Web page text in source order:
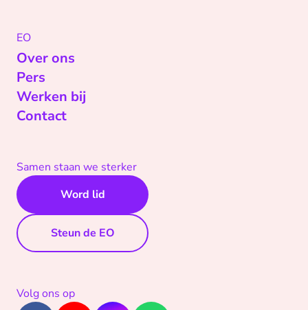
EO
Over ons
Pers
Werken bij
Contact
Samen staan we sterker
Word lid
Steun de EO
Volg ons op